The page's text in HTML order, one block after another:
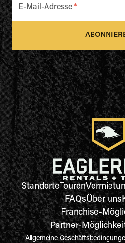
E-Mail-Adresse*
StandorteTouren
FAQsÜber uns
Franchise-
Partner-
Allgemeine